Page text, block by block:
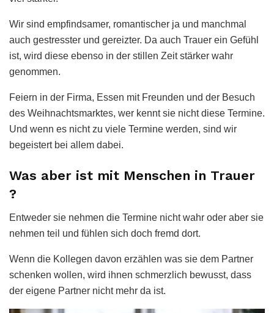
Wir sind empfindsamer, romantischer ja und manchmal
auch gestresster und gereizter. Da auch Trauer ein Gefühl
ist, wird diese ebenso in der stillen Zeit stärker wahr
genommen.
Feiern in der Firma, Essen mit Freunden und der Besuch
des Weihnachtsmarktes, wer kennt sie nicht diese Termine.
Und wenn es nicht zu viele Termine werden, sind wir
begeistert bei allem dabei.
Was aber ist mit Menschen in Trauer
?
Entweder sie nehmen die Termine nicht wahr oder aber sie
nehmen teil und fühlen sich doch fremd dort.
Wenn die Kollegen davon erzählen was sie dem Partner
schenken wollen, wird ihnen schmerzlich bewusst, dass
der eigene Partner nicht mehr da ist.